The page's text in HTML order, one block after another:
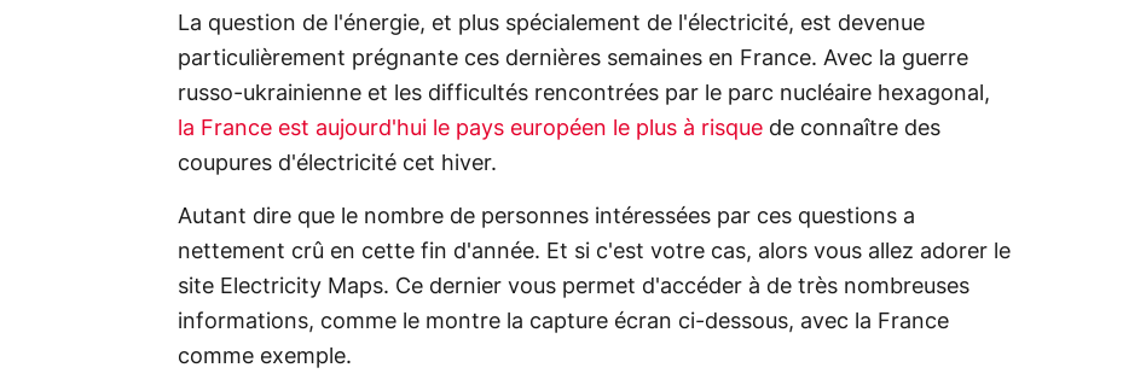
La question de l'énergie, et plus spécialement de l'électricité, est devenue
particulièrement prégnante ces dernières semaines en France. Avec la guerre
russo-ukrainienne et les difficultés rencontrées par le parc nucléaire hexagonal,
la France est aujourd'hui le pays européen le plus à risque de connaître des
coupures d'électricité cet hiver.
Autant dire que le nombre de personnes intéressées par ces questions a
nettement crû en cette fin d'année. Et si c'est votre cas, alors vous allez adorer le
site Electricity Maps. Ce dernier vous permet d'accéder à de très nombreuses
informations, comme le montre la capture écran ci-dessous, avec la France
comme exemple.